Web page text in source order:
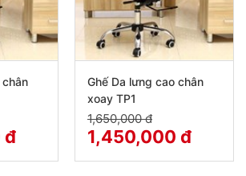
chân
đ
Ghế Da lưng cao chân
xoay TP1
1,650,000 đ
1,450,000 đ